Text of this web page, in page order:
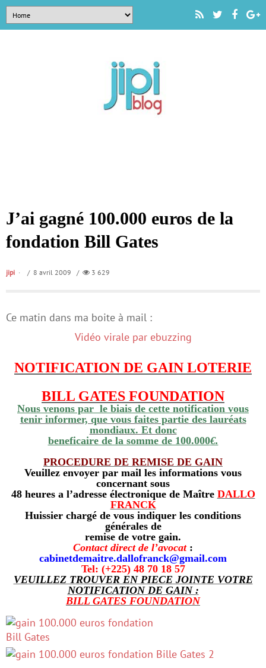
J’ai gagné 100.000 euros de la
fondation Bill Gates
jipi / 8 avril 2009 / 3 629
Ce matin dans ma boite à mail :
Vidéo virale par ebuzzing
NOTIFICATION DE GAIN LOTERIE
BILL GATES FOUNDATION
Nous venons par le biais de cette notification vous
tenir informer, que vous faites partie des lauréats
mondiaux. Et donc
beneficaire de la somme de 100.000€.
PROCEDURE DE REMISE DE GAIN
Veuillez envoyer par mail les informations vous
concernant sous
48 heures a l’adresse électronique de Maître DALLO
FRANCK
Huissier chargé de vous indiquer les conditions
générales de
remise de votre gain.
Contact direct de l’avocat :
cabinetdemaitre.dallofranck@gmail.com
Tel: (+225) 48 70 18 57
VEUILLEZ TROUVER EN PIECE JOINTE VOTRE
NOTIFICATION DE GAIN :
BILL GATES FOUNDATION